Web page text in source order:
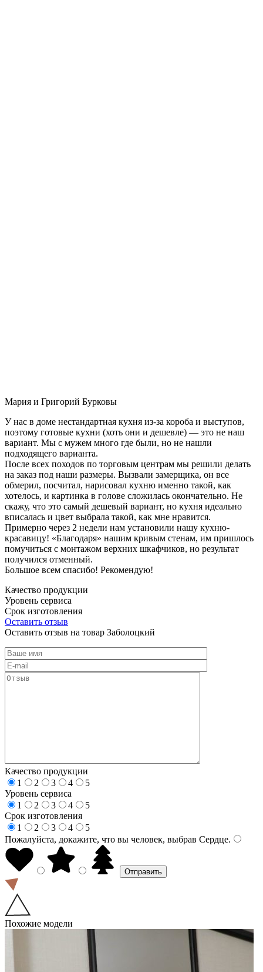
Мария и Григорий Бурковы
У нас в доме нестандартная кухня из-за короба и выступов,
поэтому готовые кухни (хоть они и дешевле) — это не наш
вариант. Мы с мужем много где были, но не нашли
подходящего варианта.
После всех походов по торговым центрам мы решили делать
на заказ под наши размеры. Вызвали замерщика, он все
обмерил, посчитал, нарисовал кухню именно такой, как
хотелось, и картинка в голове сложилась окончательно. Не
скажу, что это самый дешевый вариант, но кухня идеально
вписалась и цвет выбрала такой, как мне нравится.
Примерно через 2 недели нам установили нашу кухню-
красавицу! «Благодаря» нашим кривым стенам, им пришлось
помучиться с монтажом верхних шкафчиков, но результат
получился отменный.
Большое всем спасибо! Рекомендую!
Качество продукции
Уровень сервиса
Срок изготовления
Оставить отзыв
Оставить отзыв на товар Заболоцкий
Качество продукции
1
2 3 4
5
Уровень сервиса
1
2 3 4
5
Срок изготовления
1
2 3 4
5
Пожалуйста, докажите, что вы человек, выбрав Сердце.
Похожие модели